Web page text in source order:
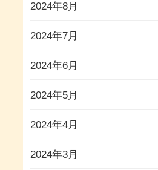
2024年8月
2024年7月
2024年6月
2024年5月
2024年4月
2024年3月